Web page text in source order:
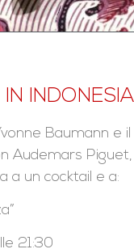
INDONESIA
Baumann e
Audemars
a un cocktail e a:
21:30